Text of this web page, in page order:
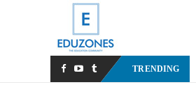
TRENDING